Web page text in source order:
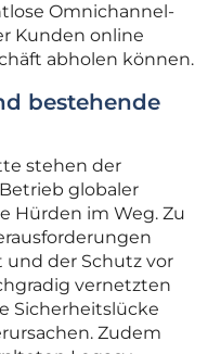
Omnichannel-
Kunden online
abholen können.
bestehende
stehen der
globaler
Hürden im Weg. Zu
der Schutz vor
vernetzten
Sicherheitslücke
Zudem